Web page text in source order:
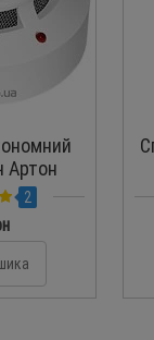
Артон
2